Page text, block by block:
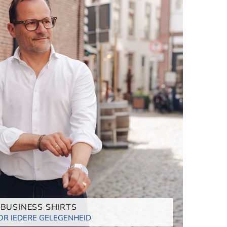
BUSINESS SHIRTS
IEDERE GELEGENHEID